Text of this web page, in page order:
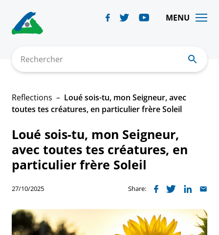
content
MENU
Rechercher
Reflections
Loué sois-tu, mon Seigneur, avec
toutes tes créatures, en particulier frère Soleil
Loué sois-tu, mon Seigneur,
avec toutes tes créatures, en
particulier frère Soleil
27/10/2025 Share: